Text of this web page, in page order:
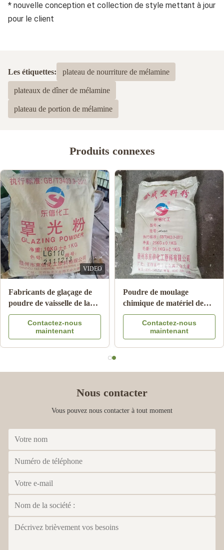
* nouvelle conception et collection de style mettant à jour
pour le client
Les étiquettes: plateau de nourriture de mélamine
plateaux de dîner de mélamine
plateau de portion de mélamine
Produits connexes
VIDEO
Fabricants de glaçage de
poudre de vaisselle de la
mélamine LG220 pour le
code brillant 39092000 du
plat HS de mélamine
Contactez-nous
maintenant
Poudre de moulage
chimique de matériel de
résine de mélamine pour le
bâti A5 MMC de vaisselle
de mélamine
Contactez-nous
maintenant
Nous contacter
Vous pouvez nous contacter à tout moment